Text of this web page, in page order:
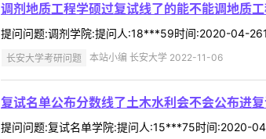
调剂地质工程学硕过复试线了的能不能调地质
提问问题:调剂学院:提问人:18***59时间:2020-04-
长安大学考研问题 本站小编 长安大学 2022-11-06
复试名单公布分数线了土木水利会不会公布进
提问问题:复试名单学院:提问人:15***75时间:2020-